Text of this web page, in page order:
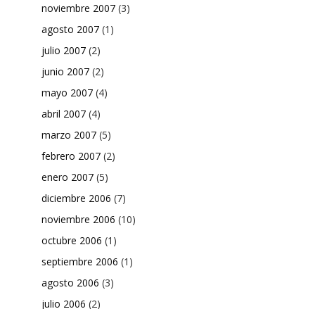
noviembre 2007 (3)
agosto 2007 (1)
julio 2007 (2)
junio 2007 (2)
mayo 2007 (4)
abril 2007 (4)
marzo 2007 (5)
febrero 2007 (2)
enero 2007 (5)
diciembre 2006 (7)
noviembre 2006 (10)
octubre 2006 (1)
septiembre 2006 (1)
agosto 2006 (3)
julio 2006 (2)